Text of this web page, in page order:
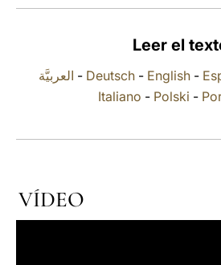
Leer el
العربيَّة - Deutsch- English-
Italiano - Polski -
VÍDEO